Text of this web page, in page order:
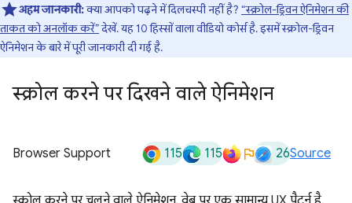
अहम जानकारी:क्या आपको पढ़ने में दिलचस्पी नहीं है? “स्क्रोल-ड्रिवन ऐनिमेशन की
ताकत को अनलॉक करें”देखें. यह 10 हिस्सों वाला वीडियो कोर्स है. इसमें स्क्रोल-ड्रिवन
ऐनिमेशन के बारे में पूरी जानकारी दी गई है.
स्क्रोल करने पर दिखने वाले ऐनिमेशन
Browser Support 115 115 26Source